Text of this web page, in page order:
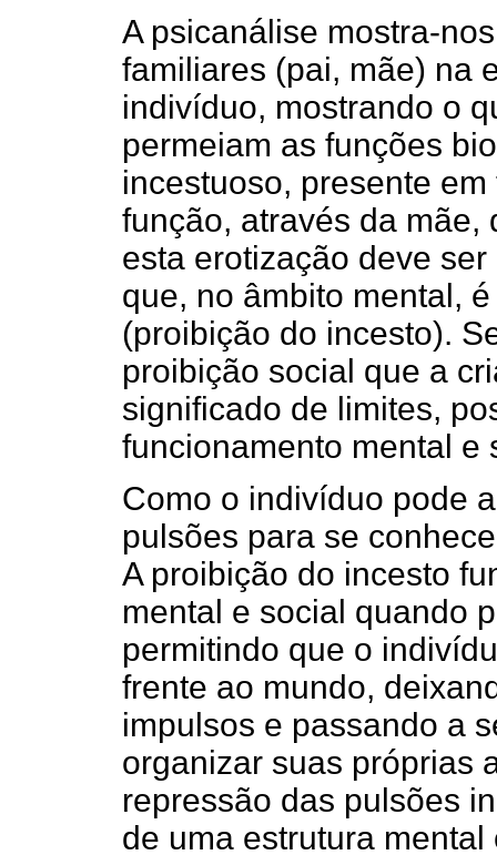
A psicanálise mostra-
familiares (pai, mãe) na
indivíduo, mostrando o
permeiam as funções
incestuoso, presente
função, através da mãe,
esta erotização deve
que, no âmbito mental,
(proibição do incesto).
proibição social que a
significado de limites,
funcionamento mental e
Como o indivíduo pode
pulsões para se
A proibição do incesto
mental e social quando
permitindo que o
frente ao mundo,
impulsos e passando a
organizar suas próprias
repressão das pulsões
de uma estrutura